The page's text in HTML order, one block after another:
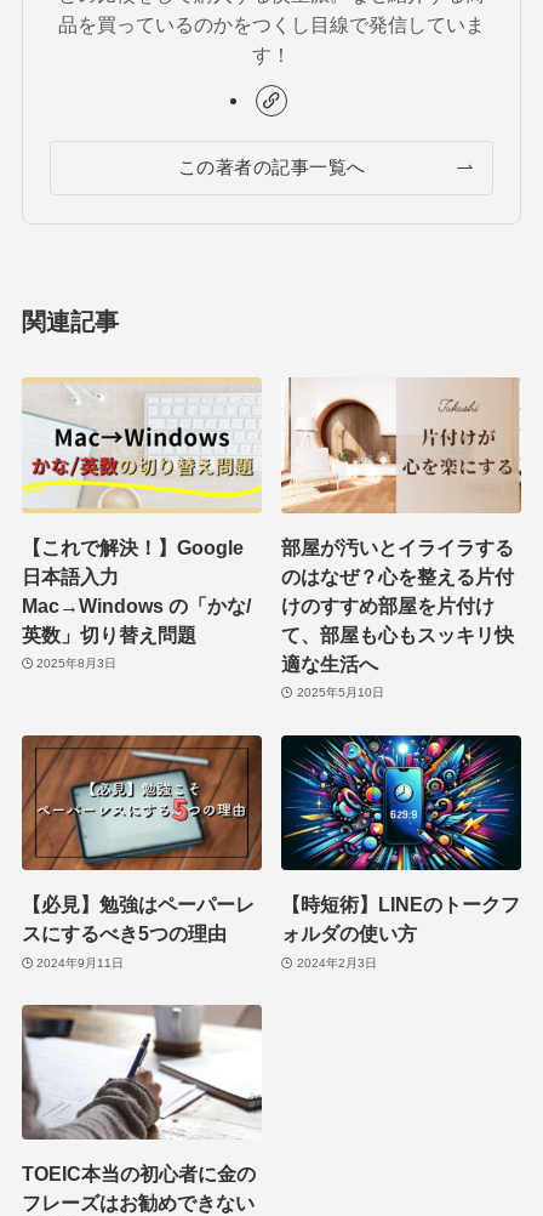
品を買っているのかをつくし目線で発信していま
す！
この著者の記事一覧へ
関連記事
【これで解決！】Google
日本語入力
Mac→Windows の「かな/
英数」切り替え問題
2025年8月3日
部屋が汚いとイライラする
のはなぜ？心を整える片付
けのすすめ部屋を片付け
て、部屋も心もスッキリ快
適な生活へ
2025年5月10日
【必見】勉強はペーパーレ
スにするべき5つの理由
2024年9月11日
【時短術】LINEのトークフ
ォルダの使い方
2024年2月3日
TOEIC本当の初心者に金の
フレーズはお勧めできない